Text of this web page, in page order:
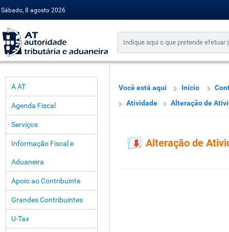
Sábado, 8 agosto 2026
A AT
Agenda Fiscal
Serviços
Informação Fiscal e
Aduaneira
Apoio ao Contribuinte
Grandes Contribuintes
U-Tax
Você está aqui Início
Atividade
Alteração de
Alteração de